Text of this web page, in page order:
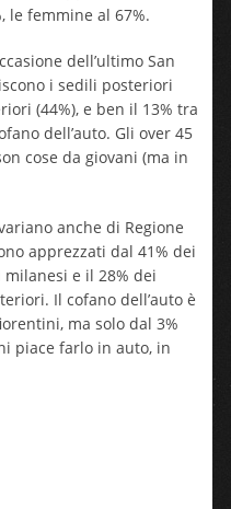
le femmine al 67%.
dell’ultimo San
i sedili posteriori
(44%), e ben il 13% tra
dell’auto. Gli over 45
cose da giovani (ma in
anche di Regione
apprezzati dal 41% dei
e il 28% dei
Il cofano dell’auto è
ma solo dal 3%
piace farlo in auto, in